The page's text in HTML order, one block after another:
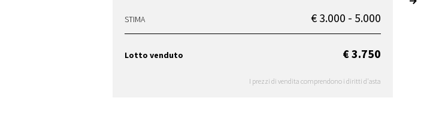
STIMA € 3.000 - 5.000
Lotto venduto € 3.750
I prezzi di vendita comprendono i diritti d'asta